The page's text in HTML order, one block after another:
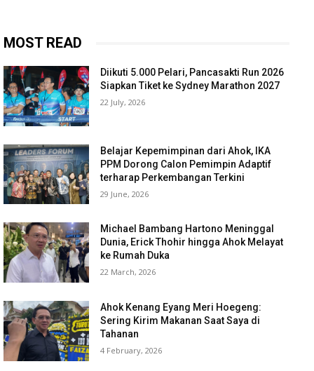
MOST READ
Diikuti 5.000 Pelari, Pancasakti Run 2026
Siapkan Tiket ke Sydney Marathon 2027
22 July, 2026
Belajar Kepemimpinan dari Ahok, IKA
PPM Dorong Calon Pemimpin Adaptif
terharap Perkembangan Terkini
29 June, 2026
Michael Bambang Hartono Meninggal
Dunia, Erick Thohir hingga Ahok Melayat
ke Rumah Duka
22 March, 2026
Ahok Kenang Eyang Meri Hoegeng:
Sering Kirim Makanan Saat Saya di
Tahanan
4 February, 2026